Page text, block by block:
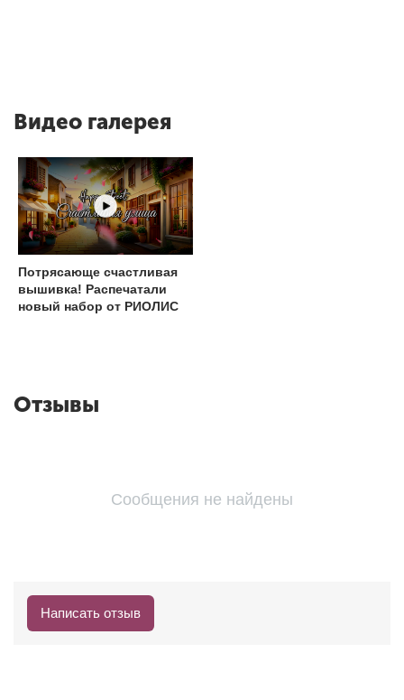
Видео галерея
Потрясающе счастливая
вышивка! Распечатали
новый набор от РИОЛИС
Отзывы
Сообщения не найдены
Написать отзыв